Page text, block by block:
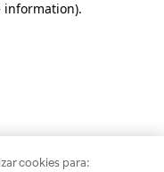
information).
cookies para: